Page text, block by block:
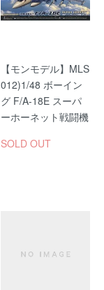
【モンモデル】MLS
012)1/48 ボーイン
グ F/A-18E スーパ
ーホーネット戦闘機
SOLD OUT